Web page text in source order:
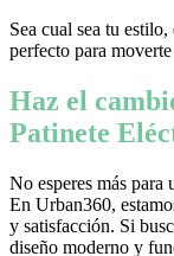
Sea cual sea tu
perfecto para
Haz el
Patinete
No esperes más
En Urban360,
y satisfacción. Si
diseño moderno y